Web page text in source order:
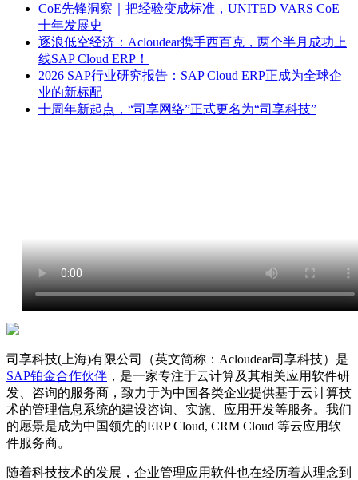
CoE先锋洞察｜把经验变成标准，UNITED VARS CoE
十年发展史
逐浪低空经济：Acloudear携手西百克，两个半月成功上
线SAP Cloud ERP！
2026 SAP行业研究报告：SAP Cloud ERP正成为全球企
业的新标配
十周年新起点，“司享网络”正式更名为“司享科技”
司享科技(上海)有限公司（英文简称：Acloudear司享科技）是
SAP铂金合作伙伴 ，是一家专注于云计算及其相关应用软件研
发、咨询的服务商，致力于为中国各类企业提供基于云计算技
术的管理信息系统的建设咨询、实施、应用开发等服务。我们
的愿景是成为中国领先的ERP Cloud, CRM Cloud 等云应用软
件服务商。
随着科技技术的发展，企业管理应用软件也在经历着从理念到